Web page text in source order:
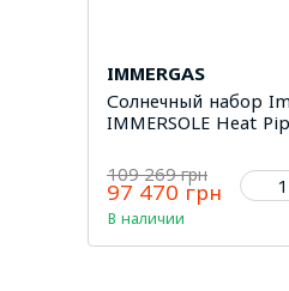
IMMERGAS
Солнечный набор
IMMERSOLE Heat
109 269 грн
97 470 грн
В наличии